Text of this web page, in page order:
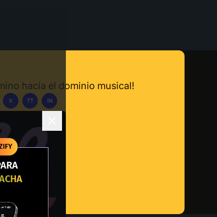
hacia el dominio musical!
X TT IN